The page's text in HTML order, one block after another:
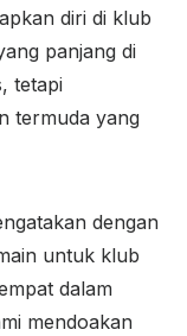
diri di klub
panjang di
tetapi
termuda yang
dengan
untuk klub
dalam
mendoakan